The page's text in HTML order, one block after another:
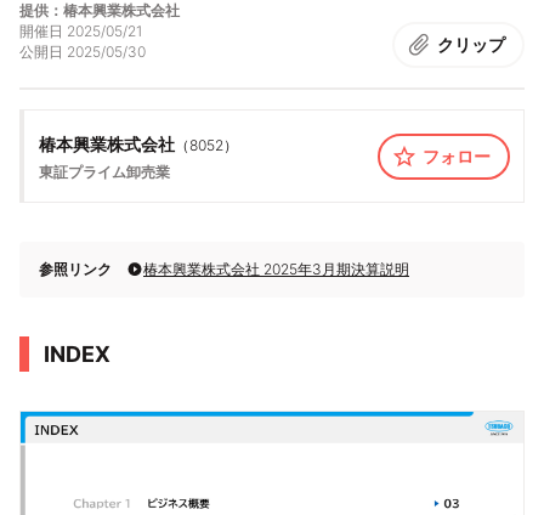
提供：椿本興業株式会社
開催日 2025/05/21
公開日 2025/05/30 クリップ
椿本興業株式会社 （8052）
東証プライム卸売業
フォロー
参照リンク 椿本興業株式会社 2025年3月期決算説明
INDEX